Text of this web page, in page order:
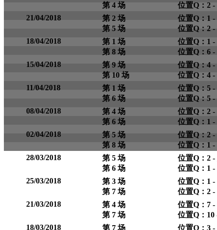
第 4 场
位置Q：2
21/04/2018
第 2 场
第 5 场
位置Q：1
位置Q：2
18/04/2018
第 1 场
第 8 场
位置Q：1
位置Q：6
15/04/2018
第 9 场
第 10 场
位置Q：4
位置Q：4
11/04/2018
第 1 场
第 6 场
位置Q：5
位置Q：5
08/04/2018
第 4 场
第 6 场
位置Q：2
位置Q：1
02/04/2018
第 5 场
第 8 场
位置Q：2
位置Q：1
28/03/2018
第 5 场
第 6 场
位置Q：2
位置Q：1
25/03/2018
第 3 场
第 7 场
位置Q：1
位置Q：2
21/03/2018
第 4 场
第 7 场
位置Q：7
位置Q：10
18/03/2018
第 7 场
位置Q：3